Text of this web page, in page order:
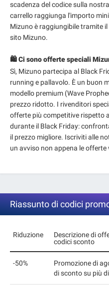
scadenza del codice sulla
carrello raggiunga l'importo
Mizuno è raggiungibile tramite
sito Mizuno.
🛍️ Ci sono offerte speciali
Sì, Mizuno partecipa al Black
running e pallavolo. È un buon
modello premium (Wave
prezzo ridotto. I rivenditori
offerte più competitive rispetto
durante il Black Friday:
il prezzo migliore. Iscriviti alle
un avviso non appena le
Riassunto di codici
Riduzione
Descrizione di
codici sconto
-50%
Promozione di
di sconto su più